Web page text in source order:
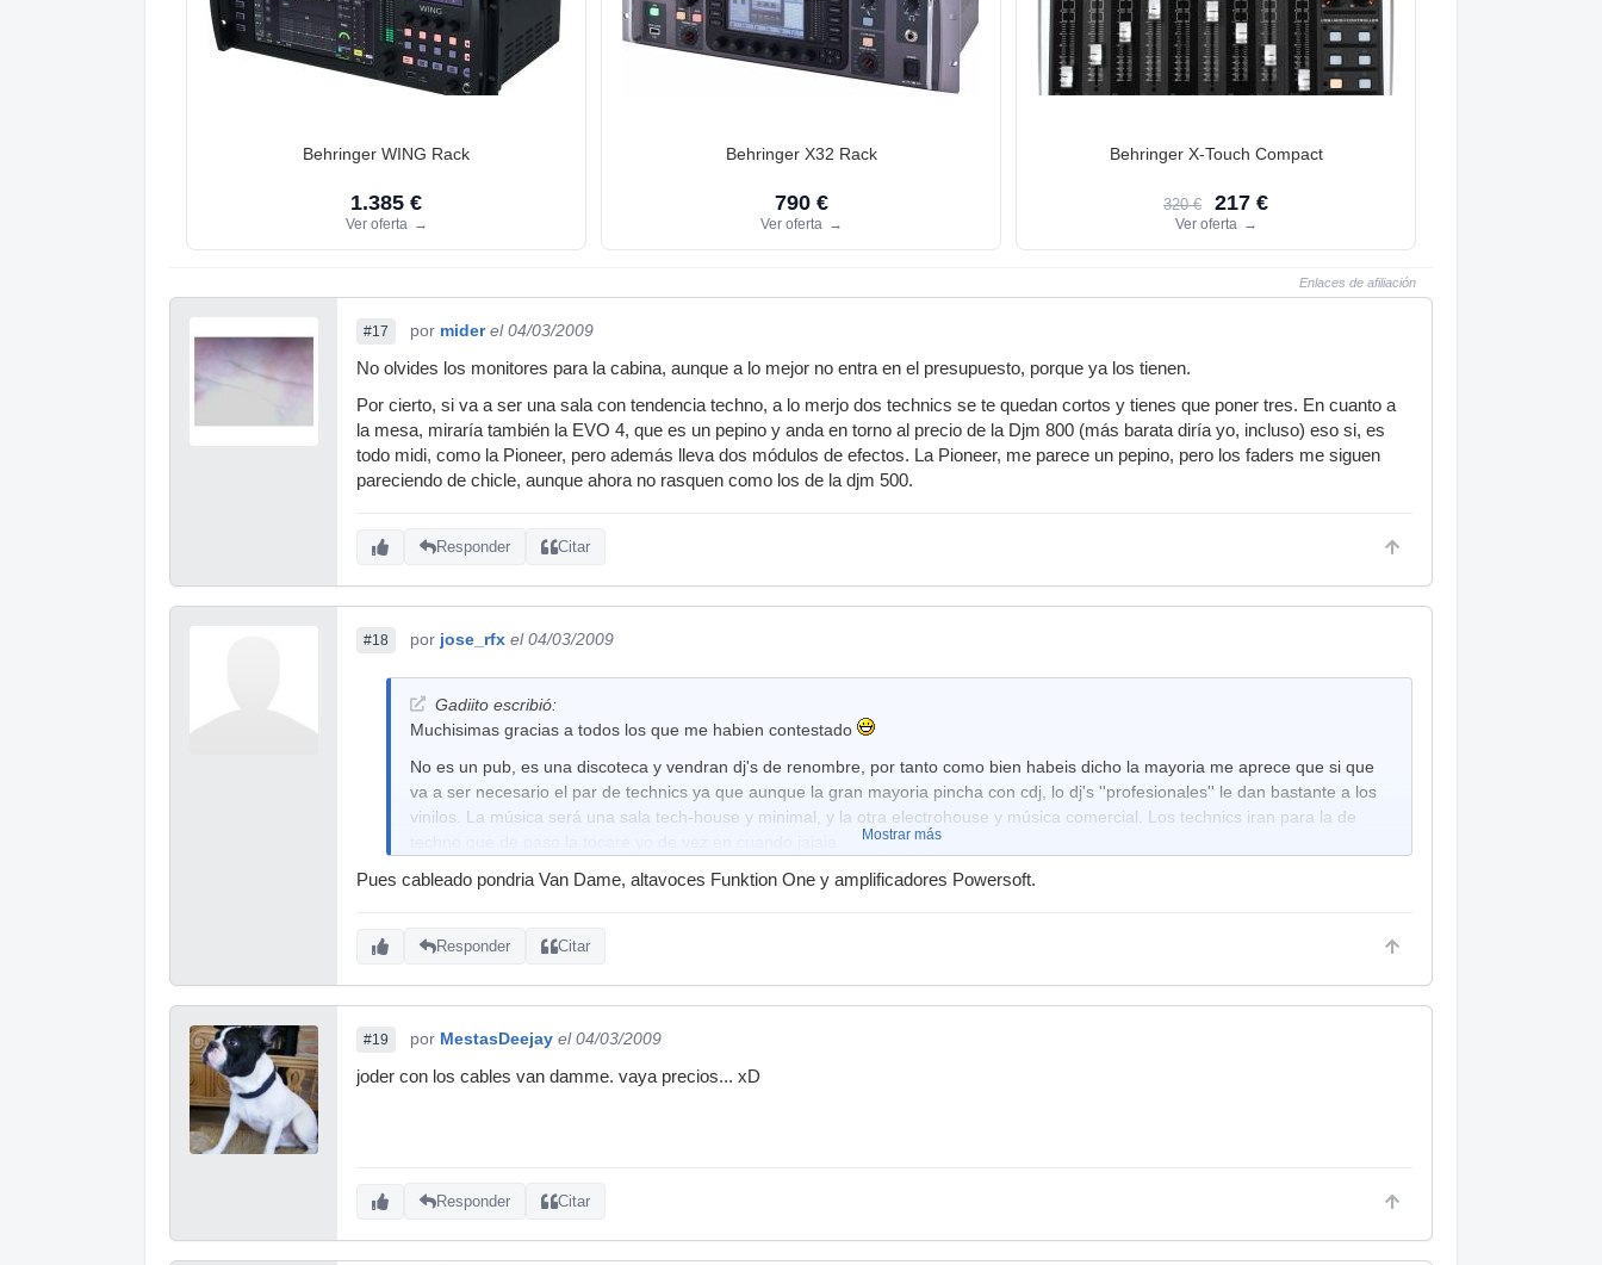
Behringer WING Rack
1.385 €
Ver oferta →
Behringer X32 Rack
790 €
Ver oferta →
Behringer X-Touch Compact
320 € 217 €
Ver oferta →
Enlaces de afiliación
#17 por mider el 04/03/2009
No olvides los monitores para la cabina, aunque a lo mejor no entra en el presupuesto, porque ya los tienen.
Por cierto, si va a ser una sala con tendencia techno, a lo merjo dos technics se te quedan cortos y tienes que poner tres. En cuanto a
la mesa, miraría también la EVO 4, que es un pepino y anda en torno al precio de la Djm 800 (más barata diría yo, incluso) eso si, es
todo midi, como la Pioneer, pero además lleva dos módulos de efectos. La Pioneer, me parece un pepino, pero los faders me siguen
pareciendo de chicle, aunque ahora no rasquen como los de la djm 500.
Responder Citar
#18 por jose_rfx el 04/03/2009
Gadiito escribió:
Muchisimas gracias a todos los que me habien contestado
No es un pub, es una discoteca y vendran dj's de renombre, por tanto como bien habeis dicho la mayoria me aprece que si que
va a ser necesario el par de technics ya que aunque la gran mayoria pincha con cdj, lo dj's ''profesionales'' le dan bastante a los
vinilos. La música será una sala tech-house y minimal, y la otra electrohouse y música comercial. Los technics iran para la de
Vale pues por lo que me habeis dicho: 2 cdj 1000 mkIII, 2 technics MG5 y una Djm 800 o una allen 92. Y respecto al portatil y
Gracias de nuevo
Mostrar más
Pues cableado pondria Van Dame, altavoces Funktion One y amplificadores Powersoft.
Responder Citar
#19 por MestasDeejay el 04/03/2009
joder con los cables van damme. vaya precios... xD
Responder Citar